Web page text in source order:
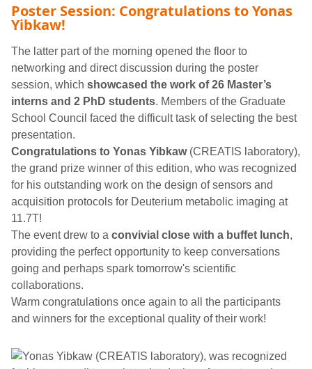
Poster Session: Congratulations to Yonas
Yibkaw!
The latter part of the morning opened the floor to
networking and direct discussion during the poster
session, which showcased the work of 26 Master’s
interns and 2 PhD students. Members of the Graduate
School Council faced the difficult task of selecting the best
presentation.
Congratulations to Yonas Yibkaw(CREATIS laboratory),
the grand prize winner of this edition, who was recognized
for his outstanding work on the design of sensors and
acquisition protocols for Deuterium metabolic imaging at
11.7T!
The event drew to a convivial close with a buffet lunch,
providing the perfect opportunity to keep conversations
going and perhaps spark tomorrow's scientific
collaborations.
Warm congratulations once again to all the participants
and winners for the exceptional quality of their work!